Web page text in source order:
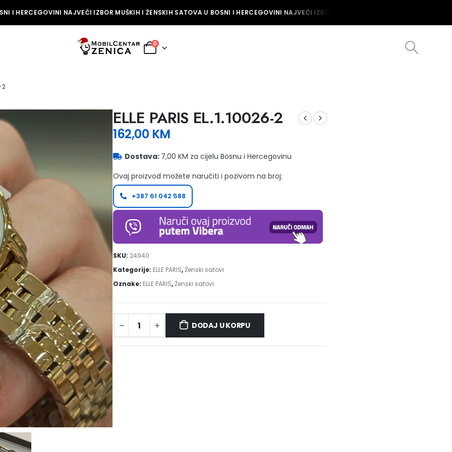
I HERCEGOVINI NAJVEĆI IZBOR MUŠKIH I ŽENSKIH SATOVA U BOSNI I HERCEGOVINI NAJVEĆI IZBOR MUŠKIH I ŽENSKIH SATOVA U
0
2
ELLE PARIS EL.1.10026-2
162,00 KM
Dostava: 7,00 KM za cijelu Bosnu i Hercegovinu
Ovaj proizvod možete naručiti i pozivom na broj:
+387 61 042 588
SKU: 24940
Kategorije: ELLE PARIS,Ženski satovi
Oznake: ELLE PARIS,Ženski satovi
DODAJ U KORPU